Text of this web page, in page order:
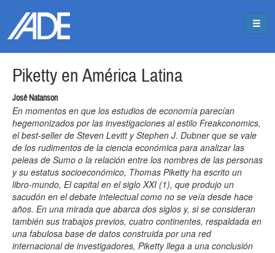
Piketty en América Latina
José Natanson
En momentos en que los estudios de economía parecían
hegemonizados por las investigaciones al estilo Freakconomics,
el best-seller de Steven Levitt y Stephen J. Dubner que se vale
de los rudimentos de la ciencia económica para analizar las
peleas de Sumo o la relación entre los nombres de las personas
y su estatus socioeconómico, Thomas Piketty ha escrito un
libro-mundo, El capital en el siglo XXI (1), que produjo un
sacudón en el debate intelectual como no se veía desde hace
años. En una mirada que abarca dos siglos y, si se consideran
también sus trabajos previos, cuatro continentes, respaldada en
una fabulosa base de datos construida por una red
internacional de investigadores, Piketty llega a una conclusión